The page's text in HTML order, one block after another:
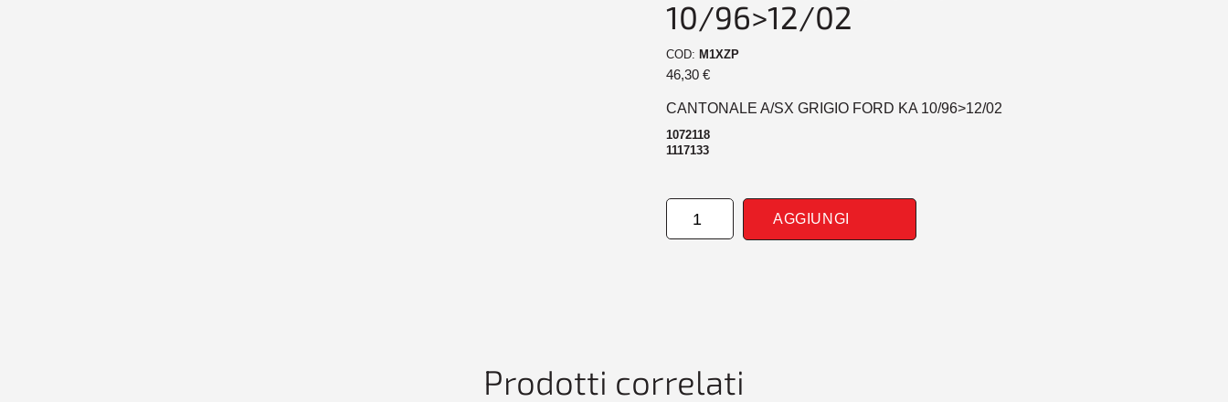
10/96>12/02
COD: M1XZP
46,30 €
CANTONALE A/SX GRIGIO FORD KA 10/96>12/02
1072118
1117133
CANTONALE
ANTERIORE
AGGIUNGI
Prodotti correlati